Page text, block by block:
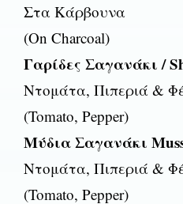
Στα Κάρβουνα
(On Charcoal)
Γαρίδες Σαγανάκι /
Ντομάτα, Πιπεριά &
(Tomato, Pepper)
Μύδια Σαγανάκι
Ντομάτα, Πιπεριά &
(Tomato, Pepper)